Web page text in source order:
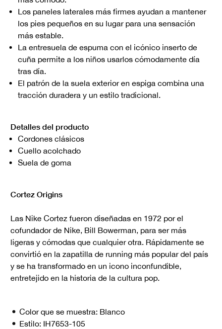
Los paneles laterales más firmes ayudan a mantener
los pies pequeños en su lugar para una sensación
más estable.
La entresuela de espuma con el icónico inserto de
cuña permite a los niños usarlos cómodamente día
tras día.
El patrón de la suela exterior en espiga combina una
tracción duradera y un estilo tradicional.
Detalles del producto
Cordones clásicos
Cuello acolchado
Suela de goma
Cortez Origins
Las Nike Cortez fueron diseñadas en 1972 por el
cofundador de Nike, Bill Bowerman, para ser más
ligeras y cómodas que cualquier otra. Rápidamente se
convirtió en la zapatilla de running más popular del país
y se ha transformado en un icono inconfundible,
entretejido en la historia de la cultura pop.
Color que se muestra: Blanco
Estilo: IH7653-105